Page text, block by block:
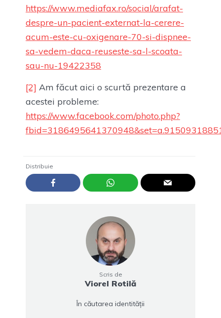
https://www.mediafax.ro/social/arafat-
despre-un-pacient-externat-la-cerere-
acum-este-cu-oxigenare-70-si-dispnee-
sa-vedem-daca-reuseste-sa-l-scoata-
sau-nu-19422358
[2] Am făcut aici o scurtă prezentare a
acestei probleme:
https://www.facebook.com/photo.php?
Distribuie
Scris de
Viorel Rotilă
În căutarea identității